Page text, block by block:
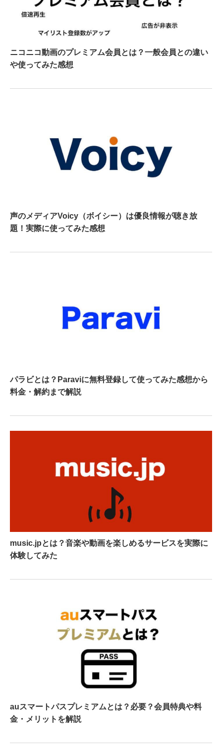
ニコニコ動画のプレミアム会員とは？一般会員との違い
や使ってみた感想
声のメディアVoicy（ボイシー）は優良情報が聴き放
題！実際に使ってみた感想
パラビとは？Paraviに無料登録して使ってみた感想から
料金・解約まで解説
music.jpとは？音楽や動画を楽しめるサービスを実際に
体験してみた
auスマートパスプレミアムとは？必要？会員特典や料
金・メリットを解説